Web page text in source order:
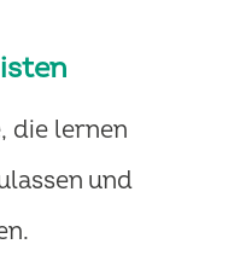
die lernen
und